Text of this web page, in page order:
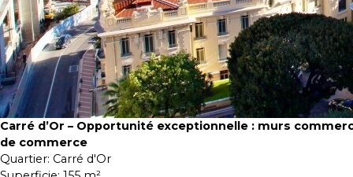
Carré d’Or – Opportunité exceptionnelle : murs
de commerce
Quartier: Carré d'Or